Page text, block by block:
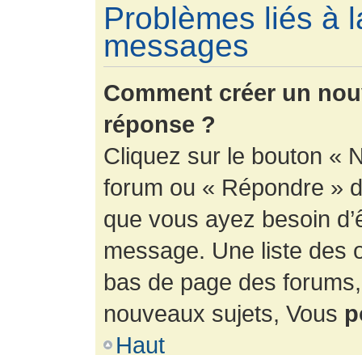
Problèmes liés à
messages
Comment créer un
réponse ?
Cliquez sur le bouton «
forum ou « Répondre »
que vous ayez besoin
message. Une liste des
bas de page des
nouveaux sujets, Vous
Haut